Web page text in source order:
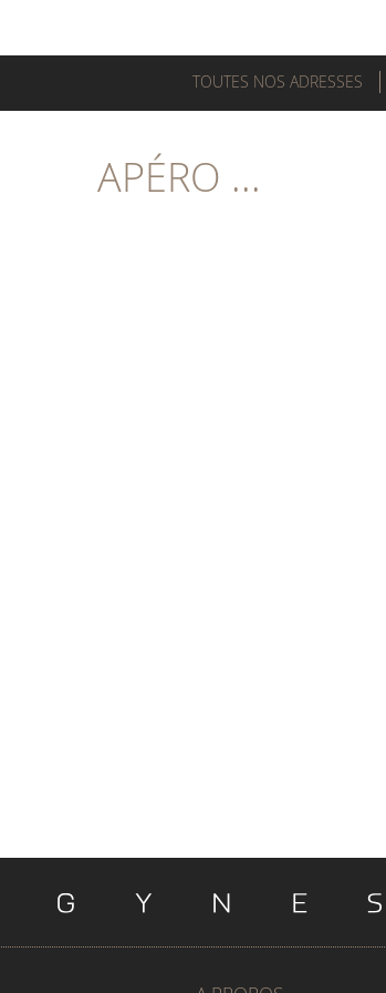
TOUTES NOS ADRESSES
APÉRO ...